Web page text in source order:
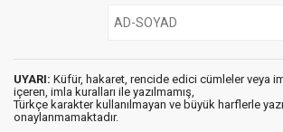
UYARI: Küfür, hakaret, rencide edici cümleler veya
içeren, imla kuralları ile yazılmamış,
Türkçe karakter kullanılmayan ve büyük harflerle
onaylanmamaktadır.